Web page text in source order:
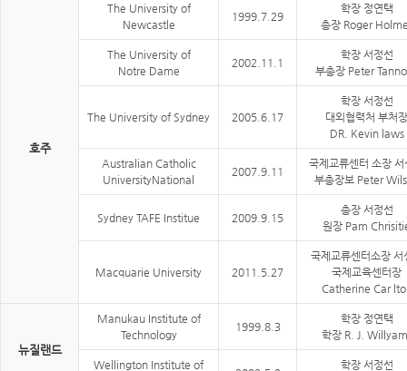
호주
The University of
Newcastle
1999.7.29
학장 정연택
총장 Roger
The University of
Notre Dame
2002.11.1
학장 서정선
부총장 Peter
The University of Sydney 2005.6.17
학장 서정선
대외협력처 부처장
DR. Kevin laws
Australian Catholic
UniversityNational
2007.9.11
국제교류센터 소장 서
부총장보 Peter
Sydney TAFE Institue 2009.9.15
총장 서정선
원장 Pam
Macquarie University 2011.5.27
국제교류센터소장 서
국제교육센터장
Catherine Car
뉴질랜드
Manukau Institute of
Technology
1999.8.3
학장 정연택
학장 R. J.
Wellington Institute of
학장 서정선